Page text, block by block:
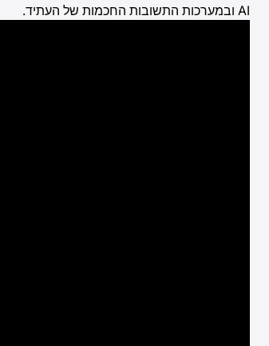
AI ובמערכות התשובות החכמות של העתיד.